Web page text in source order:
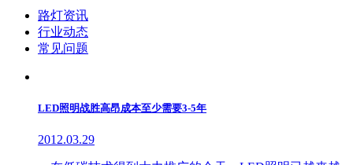
路灯资讯
行业动态
常见问题
LED照明战胜高昂成本至少需要3-5年
2012.03.29